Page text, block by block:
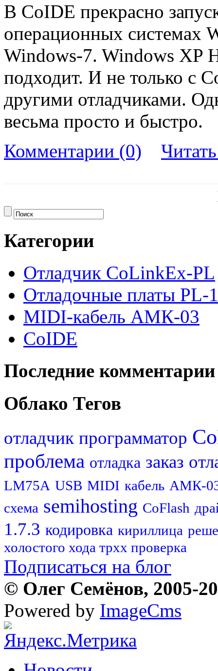
В CoIDE прекрасно
операционных системах
Windows-7. Windows XP
подходит. И не только с
другими отладчиками.
весьма просто и быстро.
Комментарии (0)
Категории
Отладчик CoLinkEx-PL
Отладочные платы PL-
MIDI-кабель АМК-03
CoIDE
Последние комментарии
Облако Тегов
отладчик программатор
проблема отладка заказ
LM75A USB MIDI кабель АМК-
схема semihosting CoFlash
1.7.3 кодировка кириллица
холостого хода трхх проверка
Подписаться на блог
© Олег Семёнов, 2005-
Powered by ImageCms